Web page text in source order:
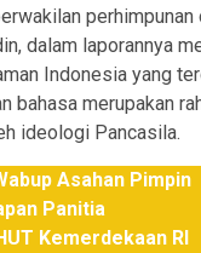
dalam laporannya
Indonesia yang
bahasa merupakan
ideologi Pancasila.
Asahan Pimpin
Panitia
Kemerdekaan RI